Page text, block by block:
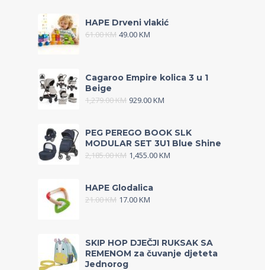
HAPE Drveni vlakić
61.00KM 49.00KM
Cagaroo Empire kolica 3 u 1
Beige
1,279.00KM 929.00KM
PEG PEREGO BOOK SLK
MODULAR SET 3U1 Blue Shine
2,185.00KM 1,455.00KM
HAPE Glodalica
21.00KM 17.00KM
SKIP HOP DJEČJI RUKSAK SA
REMENOM za čuvanje djeteta
Jednorog